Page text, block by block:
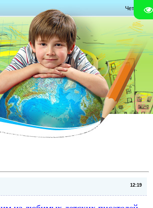
Четверг,
12:19